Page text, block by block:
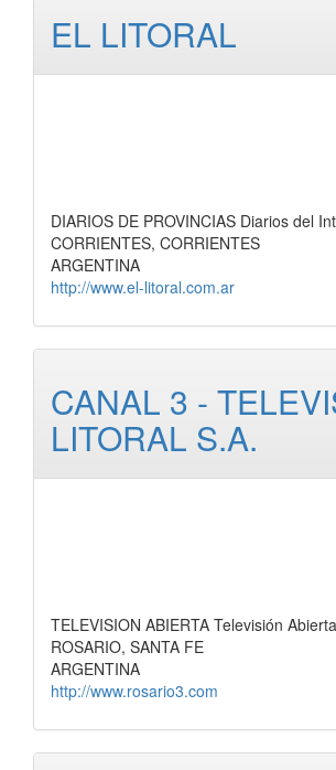
EL LITORAL
DIARIOS DE PROVINCIAS Diarios del
CORRIENTES, CORRIENTES
ARGENTINA
http://www.el-litoral.com.ar
CANAL 3 -
LITORAL S.A.
TELEVISION ABIERTA Televisión
ROSARIO, SANTA FE
ARGENTINA
http://www.rosario3.com